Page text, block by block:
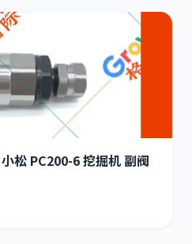
松 PC200-6 挖掘机 副阀